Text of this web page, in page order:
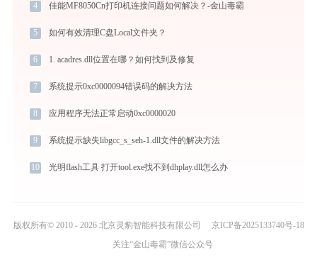
4 佳能MF8050Cn打印机连接问题如何解决？-金山毒霸
5 如何有效清理C盘Local文件夹？
6 1. acadres.dll位置在哪？如何找到及修复
7 系统提示0xc0000094错误码的解决方法
8 应用程序无法正常启动0xc0000020
9 系统提示缺失libgcc_s_seh-1.dll文件的解决方法
10 光明flash工具 打开tool.exe找不到dhplay.dll怎么办
版权所有© 2010 - 2026 北京灵豹智能科技有限公司
京ICP备2025133740号-18
关注“金山毒霸”微信公众号